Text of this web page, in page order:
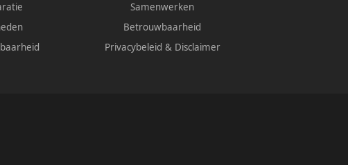
Samenwerken
Betrouwbaarheid
Privacybeleid & Disclaimer